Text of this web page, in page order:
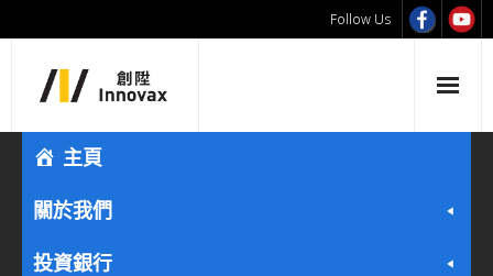
Follow Us
主頁
關於我們
投資銀行